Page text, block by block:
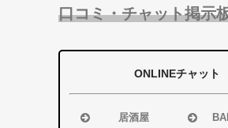
口コミ・チャット掲示
ONLINEチャット
居酒屋